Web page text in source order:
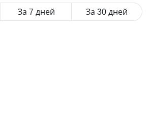
За 7 дней За 30 дней